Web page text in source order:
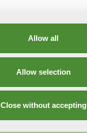
Allow all
Allow selection
Close without accepting